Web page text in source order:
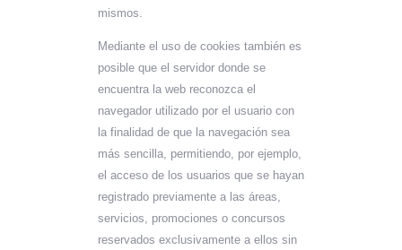
mismos.
Mediante el uso de cookies también es
posible que el servidor donde se
encuentra la web reconozca el
navegador utilizado por el usuario con
la finalidad de que la navegación sea
más sencilla, permitiendo, por ejemplo,
el acceso de los usuarios que se hayan
registrado previamente a las áreas,
servicios, promociones o concursos
reservados exclusivamente a ellos sin